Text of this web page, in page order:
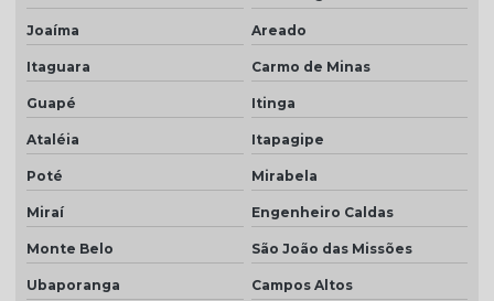
Joaíma Areado
Itaguara Carmo de Minas
Guapé Itinga
Ataléia Itapagipe
Poté Mirabela
Miraí Engenheiro Caldas
Monte Belo São João das Missões
Ubaporanga Campos Altos